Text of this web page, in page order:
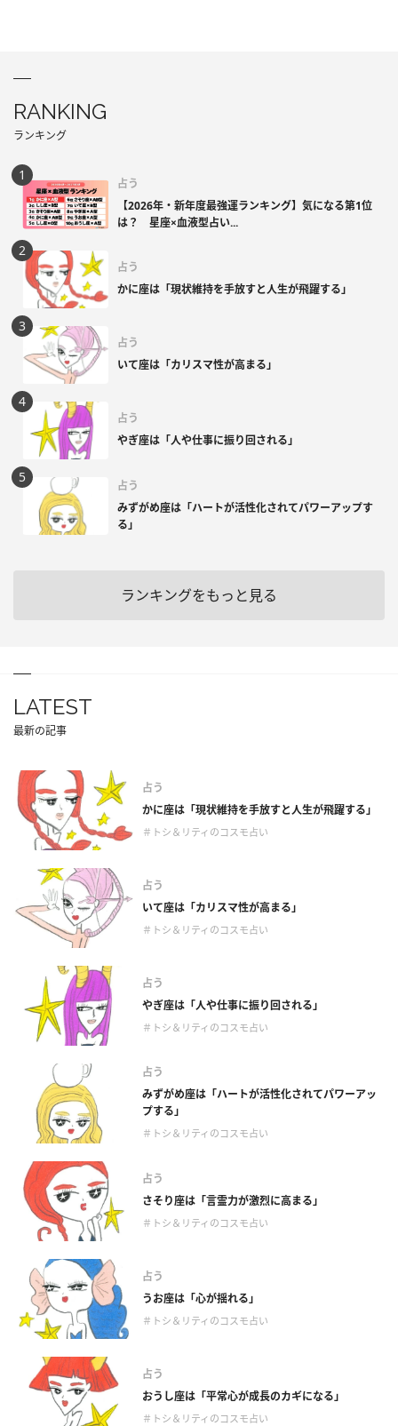
RANKING
ランキング
占う
【2026年・新年度最強運ランキング】気になる第1位
は？ 星座×血液型占い...
占う
かに座は「現状維持を手放すと人生が飛躍する」
占う
いて座は「カリスマ性が高まる」
占う
やぎ座は「人や仕事に振り回される」
占う
みずがめ座は「ハートが活性化されてパワーアップす
る」
ランキングをもっと見る
LATEST
最新の記事
占う
かに座は「現状維持を手放すと人生が飛躍する」
＃トシ＆リティのコスモ占い
占う
いて座は「カリスマ性が高まる」
＃トシ＆リティのコスモ占い
占う
やぎ座は「人や仕事に振り回される」
＃トシ＆リティのコスモ占い
占う
みずがめ座は「ハートが活性化されてパワーアッ
プする」
＃トシ＆リティのコスモ占い
占う
さそり座は「言霊力が激烈に高まる」
＃トシ＆リティのコスモ占い
占う
うお座は「心が揺れる」
＃トシ＆リティのコスモ占い
占う
おうし座は「平常心が成長のカギになる」
＃トシ＆リティのコスモ占い